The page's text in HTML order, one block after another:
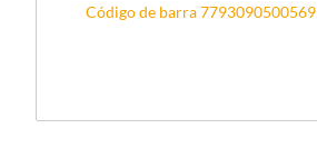
Código de barra 7793090500569